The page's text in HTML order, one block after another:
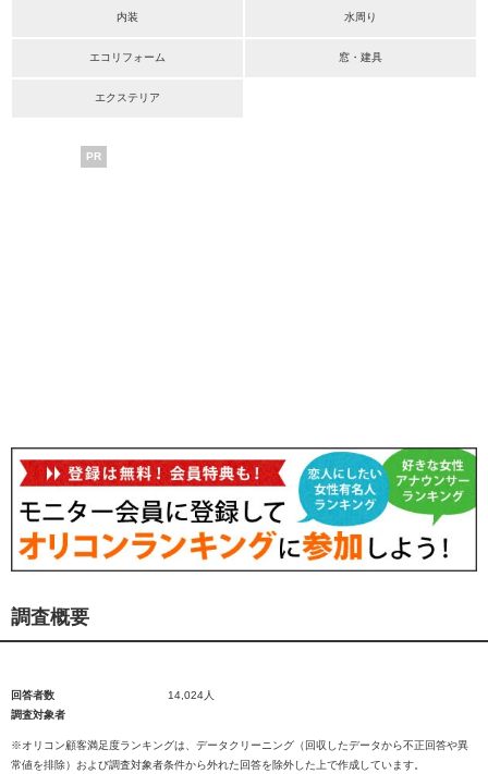
内装 水周り
エコリフォーム 窓・建具
エクステリア
PR
調査概要
回答者数
14,024人
調査対象者
※オリコン顧客満足度ランキングは、データクリーニング（回収したデータから不正回答や異
常値を排除）および調査対象者条件から外れた回答を除外した上で作成しています。